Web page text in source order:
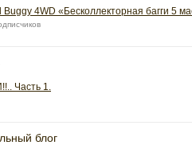
Buggy 4WD «Бесколлекторная багги 5
Часть 1.
блог